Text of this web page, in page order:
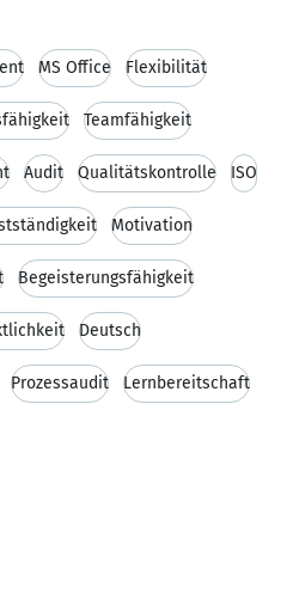
MS Office Flexibilität
Teamfähigkeit
Audit Qualitätskontrolle ISO
Motivation
Begeisterungsfähigkeit
Deutsch
Prozessaudit Lernbereitschaft